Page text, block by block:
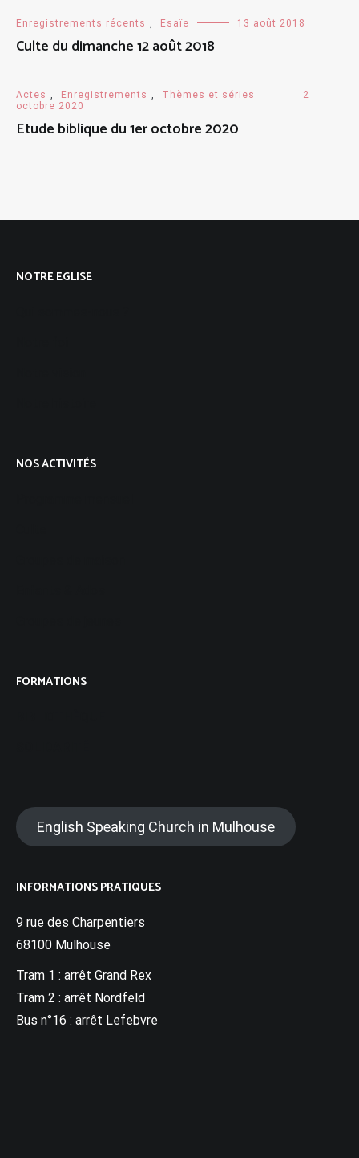
Enregistrements récents , Esaïe 13 août 2018
Culte du dimanche 12 août 2018
Actes , Enregistrements , Thèmes et séries
2
octobre 2020
Etude biblique du 1er octobre 2020
NOTRE EGLISE
NOS ACTIVITÉS
FORMATIONS
English Speaking Church in Mulhouse
INFORMATIONS PRATIQUES
9 rue des Charpentiers
68100 Mulhouse
Tram 1 : arrêt Grand Rex
Tram 2 : arrêt Nordfeld
Bus n°16 : arrêt Lefebvre